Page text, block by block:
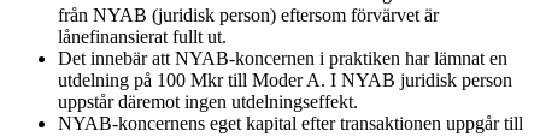
från NYAB (juridisk person) eftersom förvärvet är
lånefinansierat fullt ut.
Det innebär att NYAB-koncernen i praktiken har lämnat en
utdelning på 100 Mkr till Moder A. I NYAB juridisk person
uppstår däremot ingen utdelningseffekt.
NYAB-koncernens eget kapital efter transaktionen uppgår till